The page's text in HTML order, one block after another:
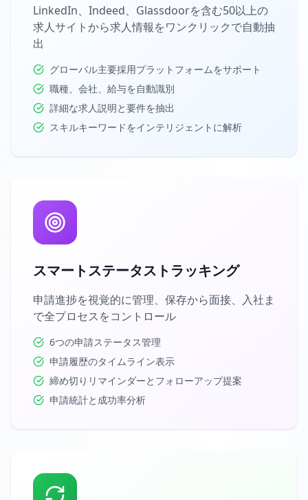
LinkedIn、Indeed、Glassdoorを含む50以上の
求人サイトから求人情報をワンクリックで自動抽
出
グローバル主要採用プラットフォームをサポート
職種、会社、給与を自動識別
詳細な求人説明と要件を抽出
スキルキーワードをインテリジェントに解析
スマートステータストラッキング
申請進捗を視覚的に管理、保存から面接、入社ま
で全プロセスをコントロール
6つの申請ステータス管理
申請履歴のタイムライン表示
締め切りリマインダーとフォローアップ提案
申請統計と成功率分析